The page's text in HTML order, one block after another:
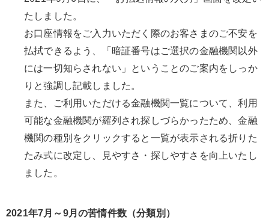
たしました。
お口座情報をご入力いただく際のお客さまのご不安を
払拭できるよう、「暗証番号はご選択の金融機関以外
には一切知らされない」ということのご案内をしっか
りと強調し記載しました。
また、ご利用いただける金融機関一覧について、利用
可能な金融機関が羅列され探しづらかったため、金融
機関の種別をクリックすると一覧が表示される折りた
たみ式に改定し、見やすさ・探しやすさを向上いたし
ました。
2021年7月～9月の苦情件数（分類別）